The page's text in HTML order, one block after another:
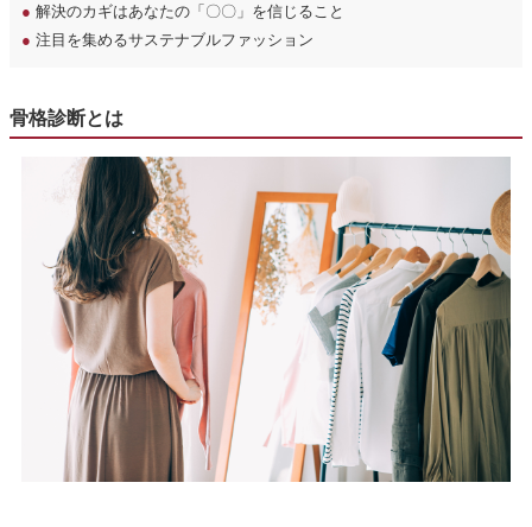
● 解決のカギはあなたの「〇〇」を信じること
● 注目を集めるサステナブルファッション
骨格診断とは